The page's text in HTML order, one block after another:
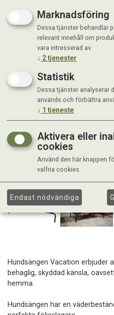
Hundsängen Vacation erbjuder
behaglig, skyddad känsla,
hemma.
Hundsängen har en
Marknadsföring
Dessa tjänster behandlar
relevant innehåll om
vara intresserad av.
↓ 2tjenester
Statistik
Dessa tjänster analyserar
används och förbättra
↓ 1 tjeneste
Aktivera eller
cookies
Använd den här knappen
valfria cookies.
Endast nödvändiga